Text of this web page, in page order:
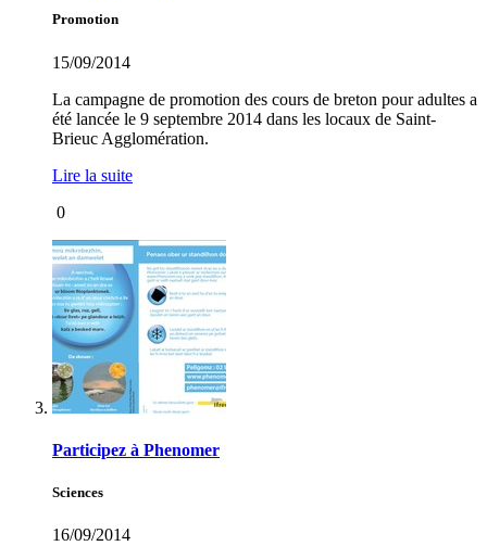
Promotion
15/09/2014
La campagne de promotion des cours de breton pour adultes a
été lancée le 9 septembre 2014 dans les locaux de Saint-
Brieuc Agglomération.
Lire la suite
0
Participez à Phenomer
Sciences
16/09/2014